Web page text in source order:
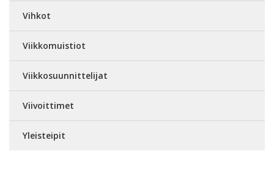
Vihkot
Viikkomuistiot
Viikkosuunnittelijat
Viivoittimet
Yleisteipit